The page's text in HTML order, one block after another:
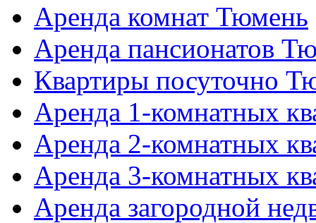
Аренда комнат Тюмень
Аренда пансионатов
Квартиры посуточно
Аренда 1-комнатных
Аренда 2-комнатных
Аренда 3-комнатных
Аренда загородной